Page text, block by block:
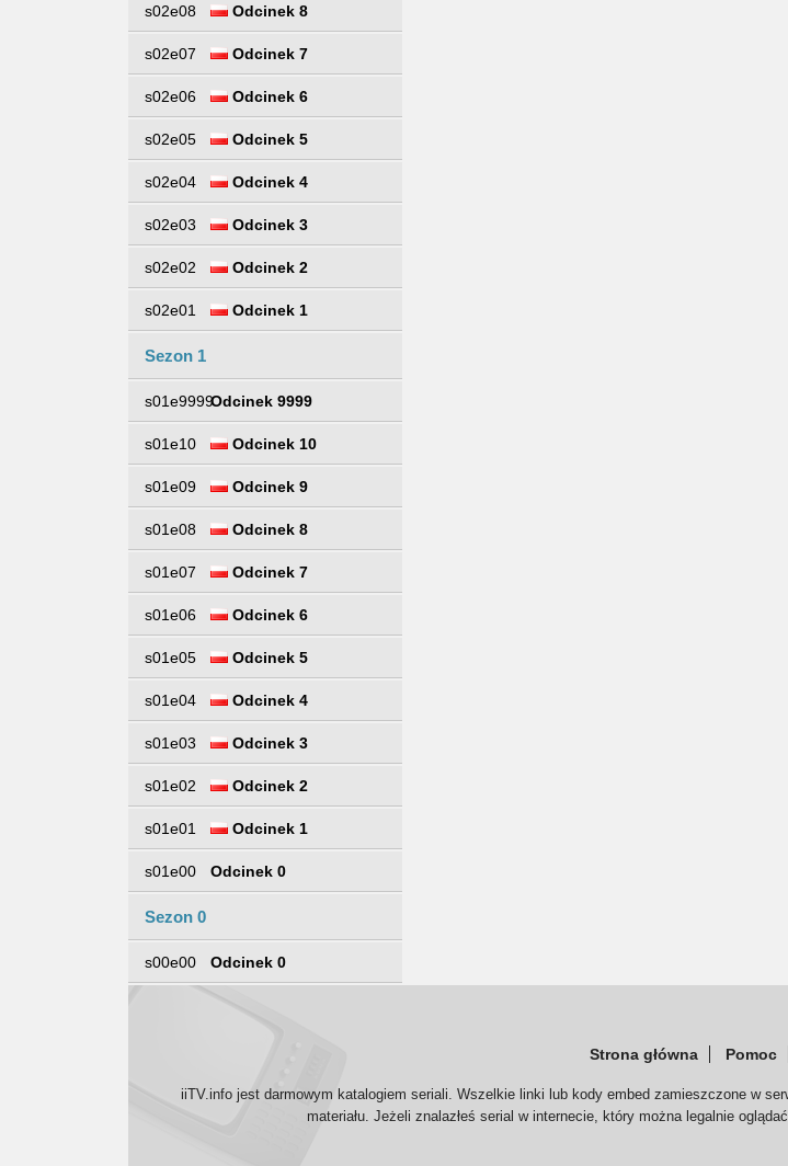
s02e08 Odcinek 8
s02e07 Odcinek 7
s02e06 Odcinek 6
s02e05 Odcinek 5
s02e04 Odcinek 4
s02e03 Odcinek 3
s02e02 Odcinek 2
s02e01 Odcinek 1
Sezon 1
s01e9999Odcinek 9999
s01e10 Odcinek 10
s01e09 Odcinek 9
s01e08 Odcinek 8
s01e07 Odcinek 7
s01e06 Odcinek 6
s01e05 Odcinek 5
s01e04 Odcinek 4
s01e03 Odcinek 3
s01e02 Odcinek 2
s01e01 Odcinek 1
s01e00 Odcinek 0
Sezon 0
s00e00 Odcinek 0
Strona główna Pomoc
iiTV.info jest darmowym katalogiem seriali. Wszelkie linki lub kody embed zamieszczone w
materiału. Jeżeli znalazłeś serial w internecie, który można legalnie